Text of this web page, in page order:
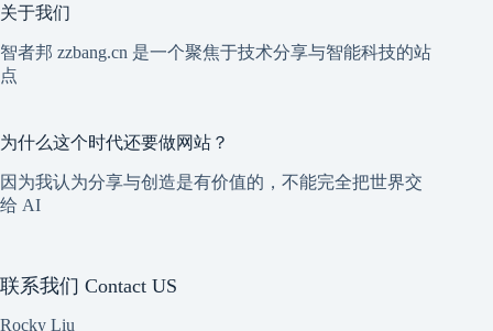
关于我们
智者邦 zzbang.cn 是一个聚焦于技术分享与智能科技的站
点
为什么这个时代还要做网站？
因为我认为分享与创造是有价值的，不能完全把世界交
给 AI
联系我们 Contact US
Rocky Liu